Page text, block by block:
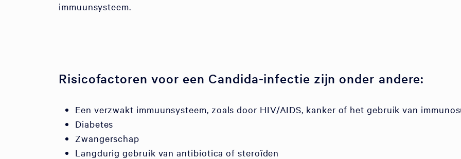
immuunsysteem.
Risicofactoren voor een Candida-infectie zijn onder andere:
Een verzwakt immuunsysteem, zoals door HIV/AIDS, kanker of het gebruik van
Diabetes
Zwangerschap
Langdurig gebruik van antibiotica of steroïden